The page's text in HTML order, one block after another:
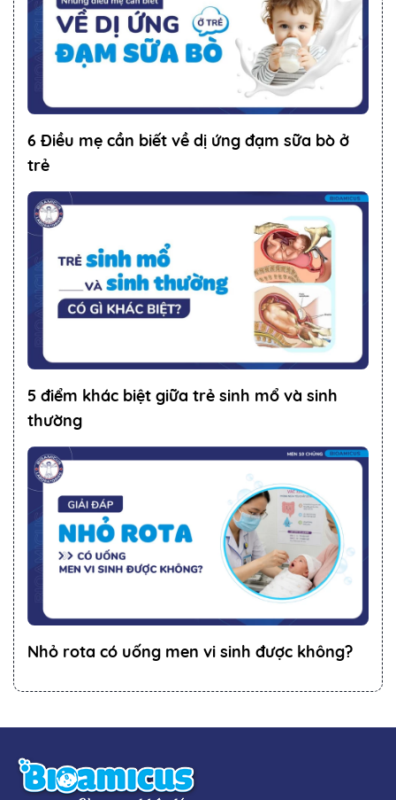
6 Điều mẹ cần biết về dị ứng đạm sữa bò ở
trẻ
5 điểm khác biệt giữa trẻ sinh mổ và sinh
thường
Nhỏ rota có uống men vi sinh được không?